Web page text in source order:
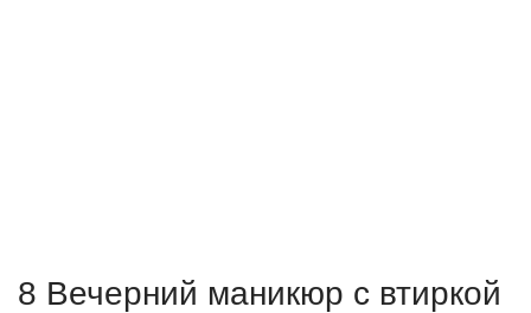
8 Вечерний маникюр с втиркой